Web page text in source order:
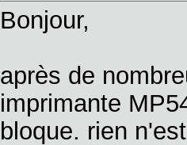
Bonjour,
après de
imprimante
bloque. rien